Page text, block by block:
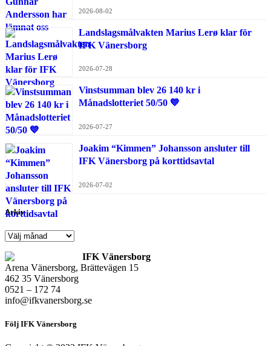
2026-08-02
Landslagsmålvakten Marius Lerø klar för
IFK Vänersborg
2026-07-28
Vinstsumman blev 26 140 kr i
Månadslotteriet 50/50 💙
2026-07-27
Joakim “Kimmen” Johansson ansluter till
IFK Vänersborg på korttidsavtal
2026-07-02
Arkiv
Arkiv
IFK Vänersborg
Arena Vänersborg, Brättevägen 15
462 35 Vänersborg
0521 – 172 74
info@ifkvanersborg.se
Följ IFK Vänersborg